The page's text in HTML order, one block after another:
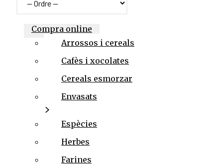
Compra online
Arrossos i cereals
Cafès i xocolates
Cereals esmorzar
Envasats
Espècies
Herbes
Farines
7 ESPÈCIES JAPONESES
Xile vermell, closca de taronja torrada, sèsam
blanc i negre, pebre de Sichuan, alga nori i
gingebre. Barreja tradicional japonesa que
combina picor, aroma cítric i notes torrades.
Aporta un sabor intens, és ideal per realçar
sopes, carns, noodles o tempura.